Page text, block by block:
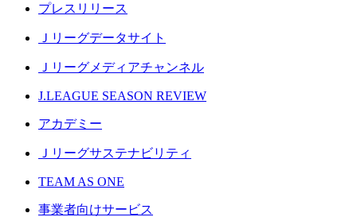
プレスリリース
Ｊリーグデータサイト
Ｊリーグメディアチャンネル
J.LEAGUE SEASON REVIEW
アカデミー
Ｊリーグサステナビリティ
TEAM AS ONE
事業者向けサービス